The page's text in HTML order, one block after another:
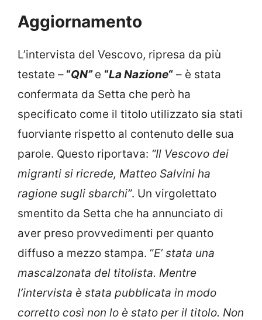
Aggiornamento
L’intervista del Vescovo, ripresa da più
testate – “QN” e “La Nazione“ – è stata
confermata da Setta che però ha
specificato come il titolo utilizzato sia stati
fuorviante rispetto al contenuto delle sua
parole. Questo riportava: “Il Vescovo dei
migranti si ricrede, Matteo Salvini ha
ragione sugli sbarchi”. Un virgolettato
smentito da Setta che ha annunciato di
aver preso provvedimenti per quanto
diffuso a mezzo stampa. “E’ stata una
mascalzonata del titolista. Mentre
l’intervista è stata pubblicata in modo
corretto così non lo è stato per il titolo. Non